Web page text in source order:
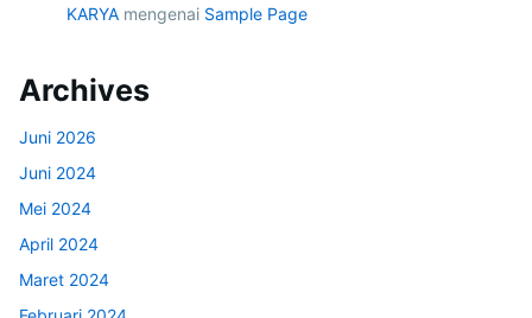
KARYA mengenai Sample Page
Archives
Juni 2026
Juni 2024
Mei 2024
April 2024
Maret 2024